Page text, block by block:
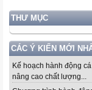
THƯ MỤC
CÁC Ý KIẾN MỚI
Kế hoạch hành động
nâng cao chất lượng...